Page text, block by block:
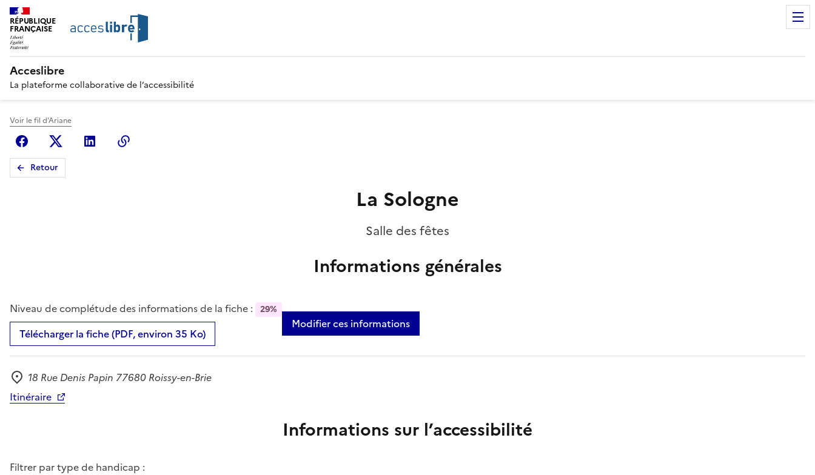
RÉPUBLIQUE
FRANÇAISE
Acceslibre
La plateforme collaborative de l’accessibilité
Voir le fil d'Ariane
FacebookX (anciennement Twitter)
Linkedin
Retour
La Sologne
Salle des fêtes
Informations générales
Niveau de complétude des informations de la fiche : 29%
Télécharger la fiche (PDF, environ 35 Ko)
Modifier ces informations
Adresse
18 Rue Denis Papin 77680 Roissy-en-Brie
Itinéraire
Informations sur l’accessibilité
Filtrer par type de handicap :